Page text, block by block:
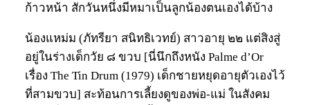
ก้าวหน้า สักวันหนึ่งมีหมาเป็นลูกน้องตนเองได้บ้าง
น้องแหม่ม (ภัทรียา สนิทธิเวทย์) สาวอายุ ๒๒ แต่สิงสู่
อยู่ในร่างเด็กวัย ๘ ขวบ [นี่นึกถึงหนัง Palme d’Or
เรื่อง The Tin Drum (1979) เด็กชายหยุดอายุตัวเองไว้
ที่สามขวบ] สะท้อนการเลี้ยงดูของพ่อ-แม่ ในสังคม